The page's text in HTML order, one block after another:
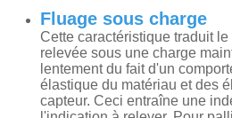
Fluage sous charge
Cette caractéristique traduit
relevée sous une charge
lentement du fait d'un
élastique du matériau et des
capteur. Ceci entraîne une